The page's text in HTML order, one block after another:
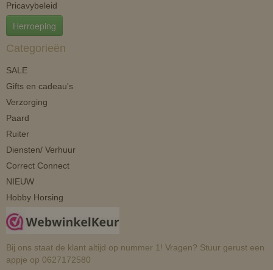
Pricavybeleid
Herroeping
Categorieën
SALE
Gifts en cadeau's
Verzorging
Paard
Ruiter
Diensten/ Verhuur
Correct Connect
NIEUW
Hobby Horsing
Bij ons staat de klant altijd op nummer 1! Vragen? Stuur gerust een
appje op 0627172580